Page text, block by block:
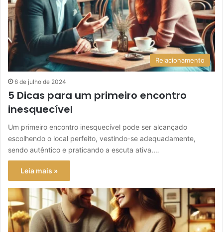
Relacionamento
6 de julho de 2024
5 Dicas para um primeiro encontro
inesquecível
Um primeiro encontro inesquecível pode ser alcançado
escolhendo o local perfeito, vestindo-se adequadamente,
sendo autêntico e praticando a escuta ativa.…
Leia mais »